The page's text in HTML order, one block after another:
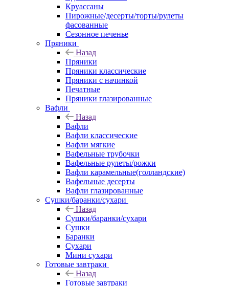
Круассаны
Пирожные/десерты/торты/рулеты
фасованные
Сезонное печенье
Пряники
Назад
Пряники
Пряники классические
Пряники с начинкой
Печатные
Пряники глазированные
Вафли
Назад
Вафли
Вафли классические
Вафли мягкие
Вафельные трубочки
Вафельные рулеты/рожки
Вафли карамельные(голландские)
Вафельные десерты
Вафли глазированные
Сушки/баранки/сухари
Назад
Сушки/баранки/сухари
Сушки
Баранки
Сухари
Мини сухари
Готовые завтраки
Назад
Готовые завтраки